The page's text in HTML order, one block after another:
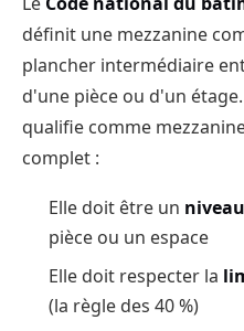
définit une mezzanine
plancher intermédiaire
d'une pièce ou d'un
qualifie comme
complet :
Elle doit être un
pièce ou un espace
Elle doit respecter la
(la règle des 40 %)